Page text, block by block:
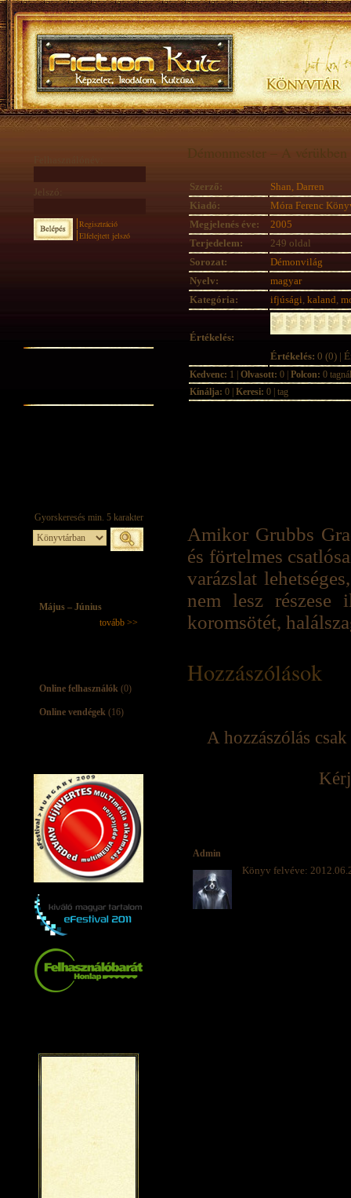
Jelszó:
Regisztráció
Elfelejtett jelszó
Május – Június
tovább >>
Online felhasználók (0)
Online vendégek (16)
Démonmester – A
Szerző:
Shan, Darren
Kiadó:
Móra Ferenc
Megjelenés éve:
2005
Terjedelem:
249 oldal
Sorozat:
Démonvilág
Nyelv:
magyar
Kategória:
ifjúsági, kaland,
Értékelés:
Értékelés: 0 (0) |
Kedvenc: 1 | Olvasott: 0 | Polcon: 0 tagnál
Kínálja: 0 | Keresi: 0 | tag
Amikor Grubbs
és förtelmes
varázslat
nem lesz részese
koromsötét,
Hozzászólások
A hozzászólás
Admin
Könyv felvéve: